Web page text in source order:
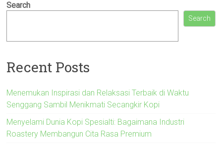
Search
Search
Recent Posts
Menemukan Inspirasi dan Relaksasi Terbaik di Waktu
Senggang Sambil Menikmati Secangkir Kopi
Menyelami Dunia Kopi Spesialti: Bagaimana Industri
Roastery Membangun Cita Rasa Premium